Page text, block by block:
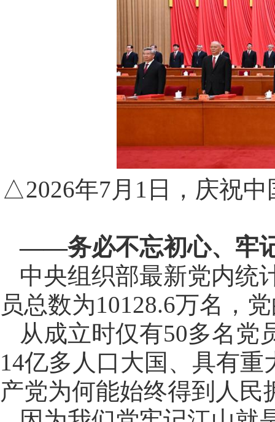
△2026年7月1日，庆祝
——务必不忘初心、牢
中央组织部最新党内统
员总数为10128.6万名，
从成立时仅有50多名党
14亿多人口大国、具有
产党为何能始终得到人民